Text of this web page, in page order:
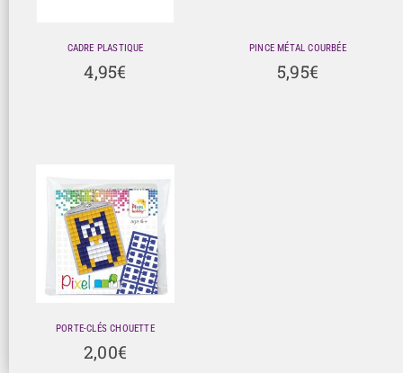
CADRE PLASTIQUE
4,95€
PINCE MÉTAL COURBÉE
5,95€
PORTE-CLÉS CHOUETTE
2,00€